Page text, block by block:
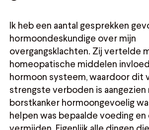
Ik heb een aantal gesprekken
hormoondeskundige over mijn
overgangsklachten. Zij vertelde
homeopatische middelen
hormoon systeem, waardoor dit
strengste verboden is aangezien
borstkanker hormoongevoelig
helpen was bepaalde voeding en